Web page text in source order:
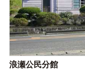
浪瀬公民分館